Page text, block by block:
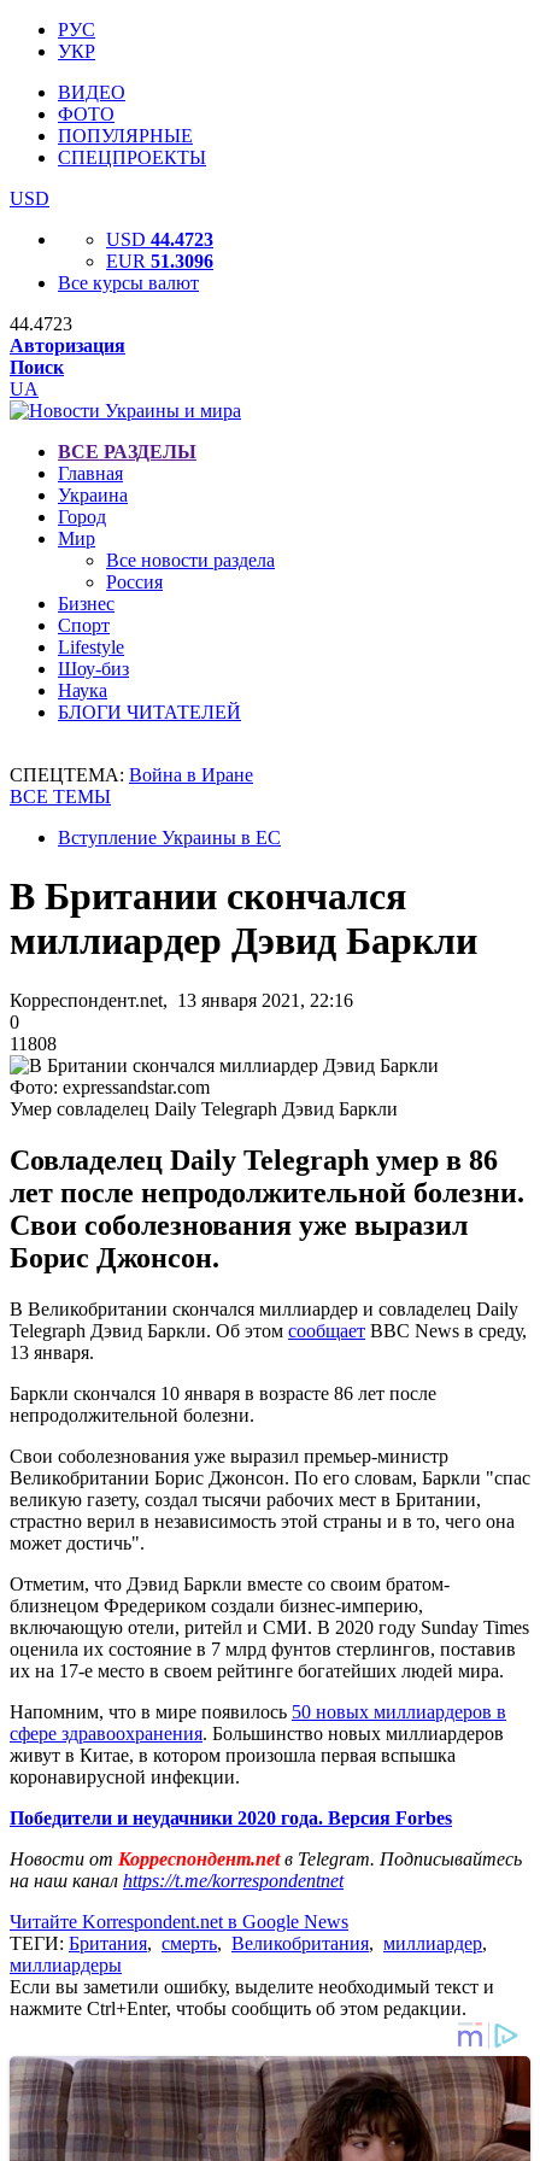
РУС
УКР
ВИДЕО
ФОТО
ПОПУЛЯРНЫЕ
СПЕЦПРОЕКТЫ
USD
USD 44.4723
EUR 51.3096
Все курсы валют
44.4723
Авторизация
Поиск
UA
ВСЕ РАЗДЕЛЫ
Главная
Украина
Город
Мир
Все новости раздела
Россия
Бизнес
Спорт
Lifestyle
Шоу-биз
Наука
БЛОГИ ЧИТАТЕЛЕЙ
СПЕЦТЕМА: Война в Иране
ВСЕ ТЕМЫ
Вступление Украины в ЕС
В Британии скончался
миллиардер Дэвид Баркли
Корреспондент.net, 13 января 2021, 22:16
0
11808
Фото: expressandstar.com
Умер совладелец Daily Telegraph Дэвид Баркли
Совладелец Daily Telegraph умер в 86
лет после непродолжительной болезни.
Свои соболезнования уже выразил
Борис Джонсон.
В Великобритании скончался миллиардер и совладелец Daily
Telegraph Дэвид Баркли. Об этом сообщает BBC News в среду,
13 января.
Баркли скончался 10 января в возрасте 86 лет после
непродолжительной болезни.
Свои соболезнования уже выразил премьер-министр
Великобритании Борис Джонсон. По его словам, Баркли "спас
великую газету, создал тысячи рабочих мест в Британии,
страстно верил в независимость этой страны и в то, чего она
может достичь".
Отметим, что Дэвид Баркли вместе со своим братом-
близнецом Фредериком создали бизнес-империю,
включающую отели, ритейл и СМИ. В 2020 году Sunday Times
оценила их состояние в 7 млрд фунтов стерлингов, поставив
их на 17-е место в своем рейтинге богатейших людей мира.
Напомним, что в мире появилось 50 новых миллиардеров в
сфере здравоохранения. Большинство новых миллиардеров
живут в Китае, в котором произошла первая вспышка
коронавирусной инфекции.
Победители и неудачники 2020 года. Версия Forbes
Новости от Корреспондент.netв Telegram. Подписывайтесь
на наш канал https://t.me/korrespondentnet
Читайте Korrespondent.net в Google News
ТЕГИ: Британия, смерть, Великобритания, миллиардер,
миллиардеры
Если вы заметили ошибку, выделите необходимый текст и
нажмите Ctrl+Enter, чтобы сообщить об этом редакции.